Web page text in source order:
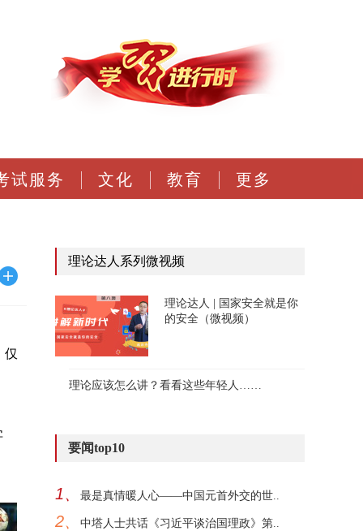
试服务 文化 教育 更多
仅
理论达人系列微视频
理论达人 | 国家安全就是你
的安全（微视频）
理论应该怎么讲？看看这些年轻人……
要闻top10
1、 最是真情暖人心——中国元首外交的世..
2、 中塔人士共话《习近平谈治国理政》第..